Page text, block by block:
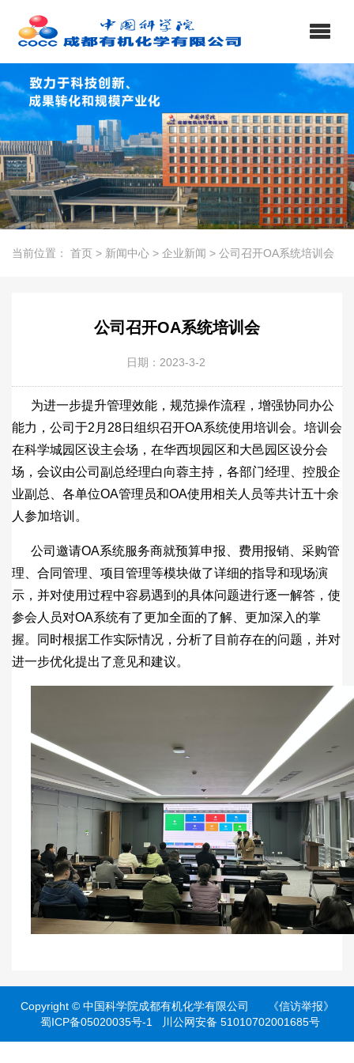
当前位置： 首页 > 新闻中心 > 企业新闻 > 公司召开OA系统培训会
公司召开OA系统培训会
日期：2023-3-2
为进一步提升管理效能，规范操作流程，增强协同办公
能力，公司于2月28日组织召开OA系统使用培训会。培训会
在科学城园区设主会场，在华西坝园区和大邑园区设分会
场，会议由公司副总经理白向蓉主持，各部门经理、控股企
业副总、各单位OA管理员和OA使用相关人员等共计五十余
人参加培训。
公司邀请OA系统服务商就预算申报、费用报销、采购管
理、合同管理、项目管理等模块做了详细的指导和现场演
示，并对使用过程中容易遇到的具体问题进行逐一解答，使
参会人员对OA系统有了更加全面的了解、更加深入的掌
握。同时根据工作实际情况，分析了目前存在的问题，并对
进一步优化提出了意见和建议。
Copyright © 中国科学院成都有机化学有限公司
《信访举报》
蜀ICP备05020035号-1
川公网安备 51010702001685号